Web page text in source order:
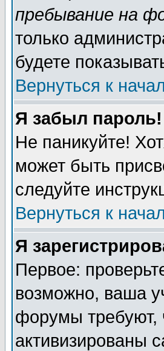
пребывание на
только
будете
Вернуться к
Я забыл пароль!
Не паникуйте!
может быть
следуйте
Вернуться к
Я
Первое:
возможно, ваша
форумы требуют,
активизированы